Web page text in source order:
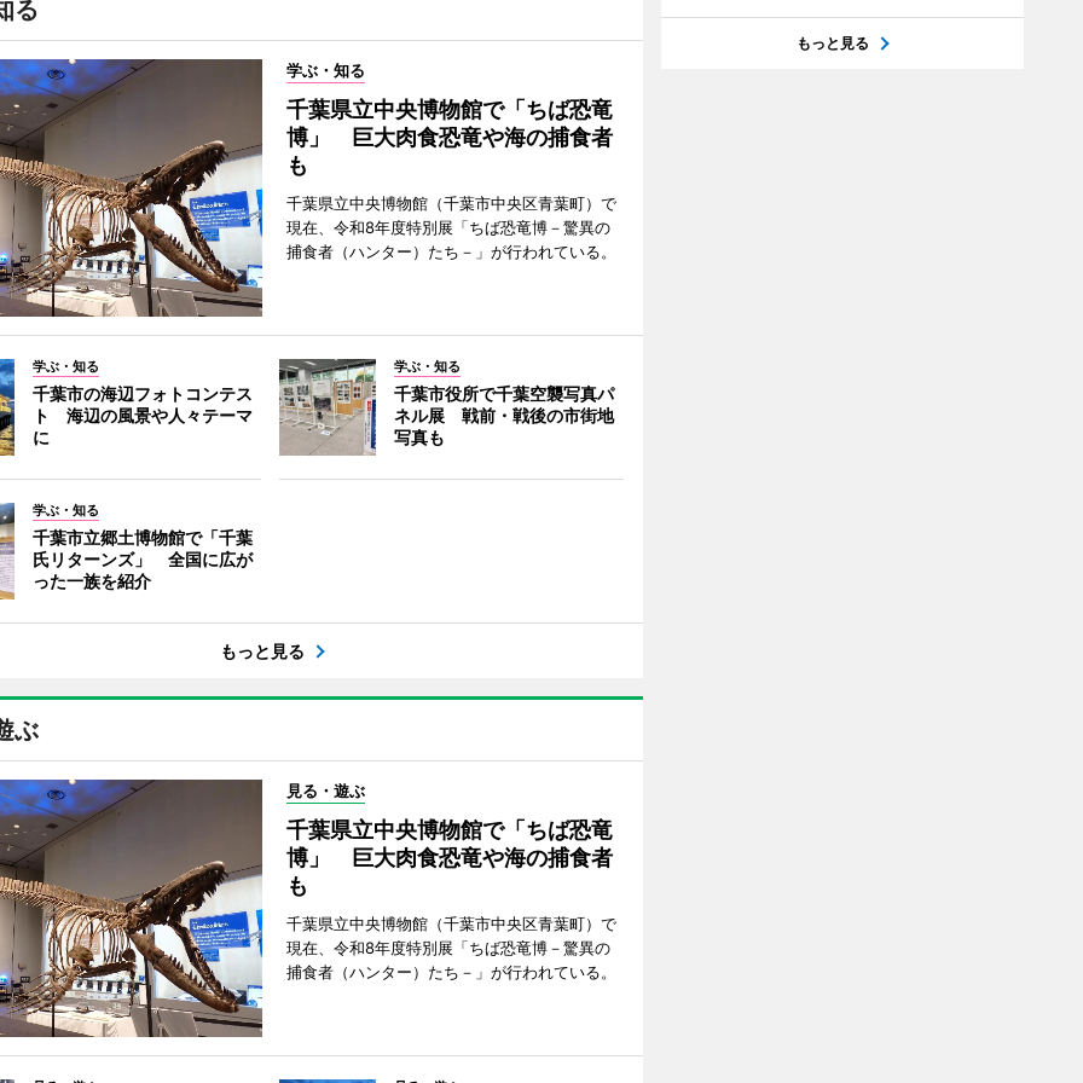
る
学ぶ・知る
千葉県立中央博物館で「ちば恐竜
博」 巨大肉食恐竜や海の捕食者
も
千葉県立中央博物館（千葉市中央区青葉町）で
現在、令和8年度特別展「ちば恐竜博－驚異の
捕食者（ハンター）たち－」が行われている。
学ぶ・知る
千葉市の海辺フォトコンテス
ト 海辺の風景や人々テーマ
に
学ぶ・知る
千葉市役所で千葉空襲写真パ
ネル展 戦前・戦後の市街地
写真も
学ぶ・知る
千葉市立郷土博物館で「千葉
氏リターンズ」 全国に広が
った一族を紹介
もっと見る
ぶ
見る・遊ぶ
千葉県立中央博物館で「ちば恐竜
博」 巨大肉食恐竜や海の捕食者
も
千葉県立中央博物館（千葉市中央区青葉町）で
現在、令和8年度特別展「ちば恐竜博－驚異の
捕食者（ハンター）たち－」が行われている。
もっと見る